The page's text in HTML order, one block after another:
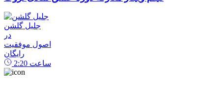
جلیل گلشن
در
اصول موفقیت
رایگان
2:20 ساعت